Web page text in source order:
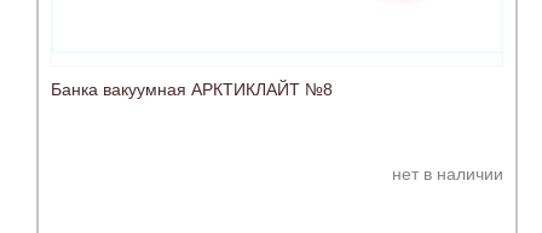
Банка вакуумная АРКТИКЛАЙТ №8
нет в наличии